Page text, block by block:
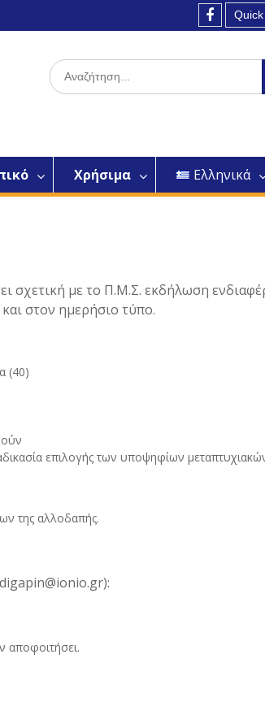
Facebook
Search
for:
Χρήσιμα Ελληνικά
σχετική με το Π.Μ.Σ. εκδήλωση
στον ημερήσιο τύπο.
(40)
επιλογής των υποψηφίων
της αλλοδαπής.
αποφοιτήσει.